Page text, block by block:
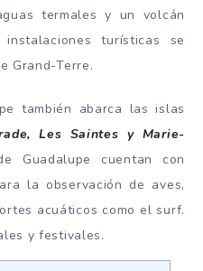
termales y un volcán
turísticas se
Grand-Terre.
también abarca las islas
Les Saintes y Marie-
Guadalupe cuentan con
la observación de aves,
acuáticos como el surf.
y festivales.